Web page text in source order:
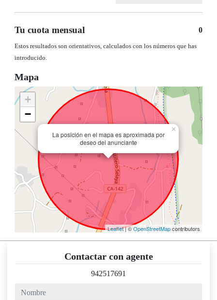
Tu cuota mensual 0
Estos resultados son orientativos, calculados con los números que has
introducido.
Mapa
La posición en el mapa es aproximada por
deseo del anunciante
×
+
−
Leaflet| ©OpenStreetMapcontributors
Contactar con agente
942517691
nombre